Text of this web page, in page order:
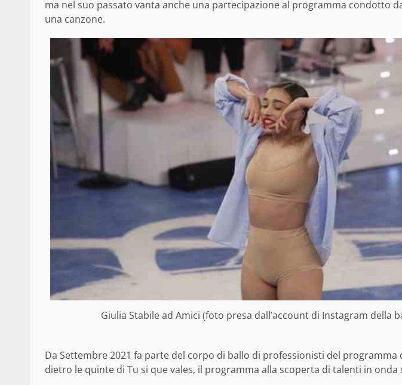
ma nel suo passato vanta anche una partecipazione al programma condotto
una canzone.
Giulia Stabile ad Amici (foto presa dall’account di Instagram della
Da Settembre 2021 fa parte del corpo di ballo di professionisti del programma
dietro le quinte di Tu si que vales, il programma alla scoperta di talenti in onda